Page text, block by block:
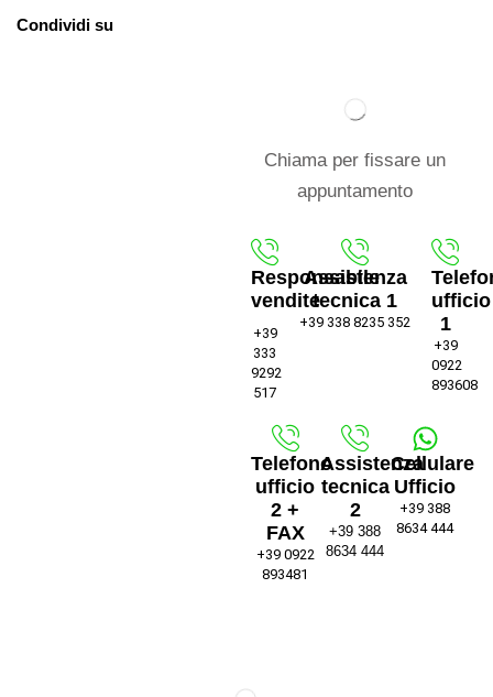
Condividi su
Chiama per fissare un
appuntamento
Responsabile
vendite
+39
333
9292
517
Assistenza
tecnica 1
+39 338 8235 352
ufficio
1
+39
0922
893608
Telefono
ufficio
2 +
FAX
+39 0922
893481
Assistenza
tecnica
2
+39 388
8634 444
Cellulare
Ufficio
+39 388
8634 444